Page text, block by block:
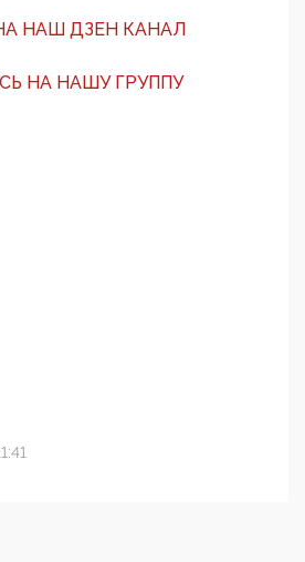
НАШ ДЗЕН КАНАЛ
НА НАШУ ГРУППУ